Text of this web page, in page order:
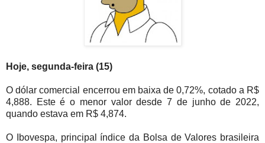
Hoje, segunda-feira (15)
O dólar comercial encerrou em baixa de 0,72%, cotado a R$
4,888. Este é o menor valor desde 7 de junho de 2022,
quando estava em R$ 4,874.
O Ibovespa, principal índice da Bolsa de Valores brasileira